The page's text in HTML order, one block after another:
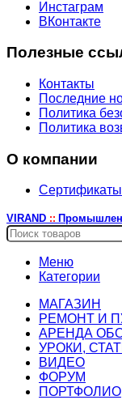
Инстаграм
ВКонтакте
Полезные
Контакты
Последние
Политика
Политика
О компании
Сертификаты
VIRAND ::
Меню
Категории
МАГАЗИН
РЕМОНТ И
АРЕНДА
УРОКИ,
ВИДЕО
ФОРУМ
ПОРТФОЛИО